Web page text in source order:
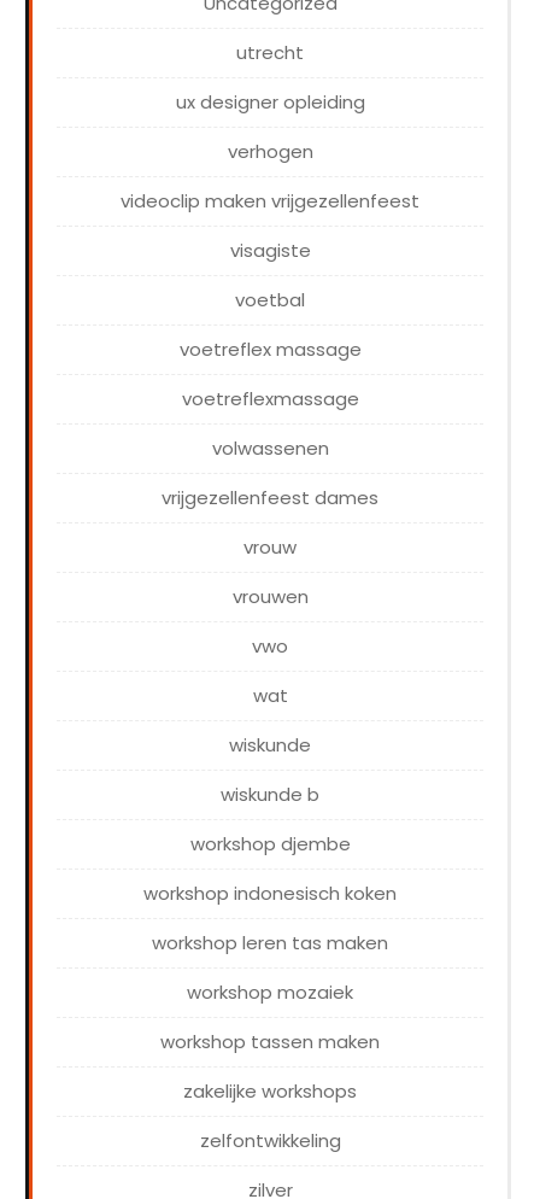
utrecht
ux designer opleiding
verhogen
videoclip maken vrijgezellenfeest
visagiste
voetbal
voetreflex massage
voetreflexmassage
volwassenen
vrijgezellenfeest dames
vrouw
vrouwen
vwo
wat
wiskunde
wiskunde b
workshop djembe
workshop indonesisch koken
workshop leren tas maken
workshop mozaiek
workshop tassen maken
zakelijke workshops
zelfontwikkeling
zilver